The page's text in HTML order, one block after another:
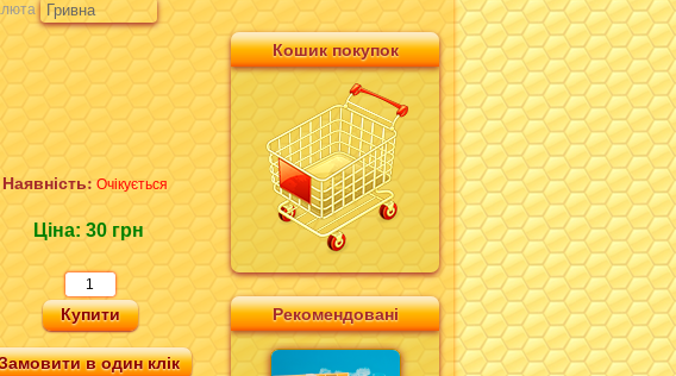
Гривна
Кошик покупок
Рекомендовані
Наявність:Очікується
Ціна: 30 грн
в один клік